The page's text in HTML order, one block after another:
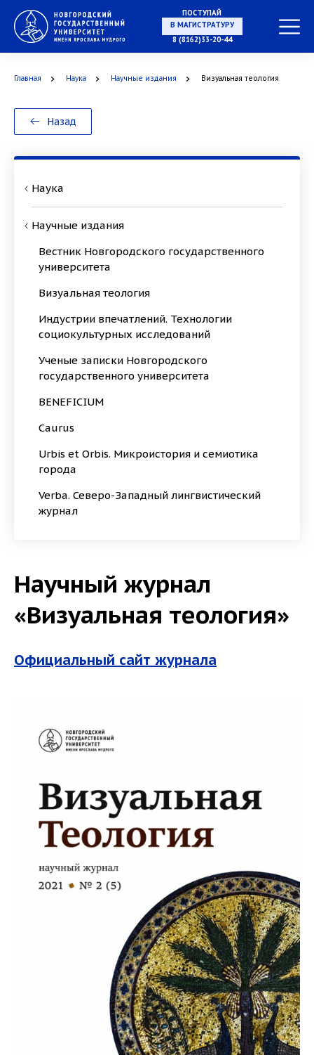
ПОСТУПАЙ
В МАГИСТРАТУРУ
В ОРДИНАТУРУ
8 (8162)33-20-44
Главная Наука Научные издания Визуальная теология
Назад
Наука
Научные издания
Вестник Новгородского государственного
университета
Визуальная теология
Индустрии впечатлений. Технологии
социокультурных исследований
Ученые записки Новгородского
государственного университета
BENEFICIUM
Caurus
Urbis et Orbis. Микроистория и семиотика
города
Verba. Северо-Западный лингвистический
журнал
Научный журнал
«Визуальная теология»
Официальный сайт журнала